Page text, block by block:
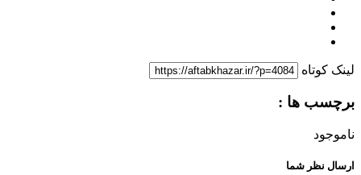
لینک کوتاه
برچسب ها :
ناموجود
ارسال نظر شما